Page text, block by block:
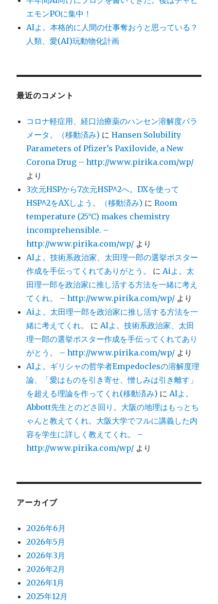
エモンPOに集中！
AIよ。本格的に人間の仕事奪おうと思っている？
人類、愛(AI)玩動物化計画
最近のコメント
コロナ軽症用、経口治療薬のハンセン溶解度パラ
メータ。（移動済み) にHansen Solubility
Parameters of Pfizer’s Paxilovide, a New
Corona Drug – http://www.pirika.com/wp/
より
3次元HSPから7次元HSP^2へ。DXを使って
HSP^2をAXしよう。（移動済み) にRoom
temperature (25°C) makes chemistry
incomprehensible. –
http://www.pirika.com/wp/ より
AIよ。技術系政治家、太田理一郎の選挙ポスター
作成を手伝ってくれてありがとう。
に Aiよ。太
田理一郎を政治家に推し活する方法を一緒に考え
てくれ。 – http://www.pirika.com/wp/ より
Aiよ。太田理一郎を政治家に推し活する方法を一
緒に考えてくれ。
に AIよ。技術系政治家、太田
理一郎の選挙ポスター作成を手伝ってくれてあり
がとう。 – http://www.pirika.com/wp/ より
AIよ。ギリシャの哲学者Empedoclesの溶解度理
論、「愛はものを引き寄せ、憎しみは引き離す」
を超える理論を作ってくれ(移動済み) に AIよ。
Abbott先生とのどさ回り。大阪の地理はもっとち
ゃんと教えてくれ。大阪大学でフルに講義した内
容を学生に詳しく教えてくれ。 –
http://www.pirika.com/wp/ より
アーカイブ
2026年6月
2026年5月
2026年3月
2026年2月
2026年1月
2025年12月